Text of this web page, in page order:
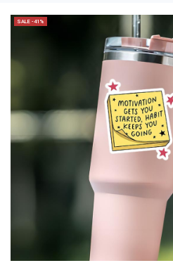
SALE -41%